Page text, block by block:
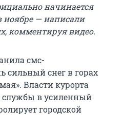
начинается
ноябре — написали
комментируя видео.
смс-
сильный снег в горах
Власти курорта
службы в усиленный
городской